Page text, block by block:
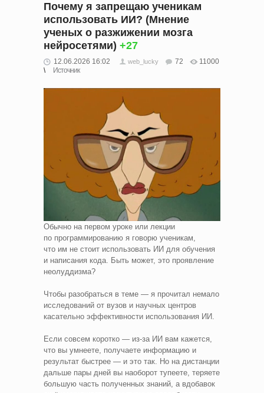
Почему я запрещаю ученикам
использовать ИИ? (Мнение
ученых о разжижении мозга
нейросетями) +27
12.06.2026 16:02 web_lucky 72
11000
Источник
Обычно на первом уроке или лекции
по программированию я говорю ученикам,
что им не стоит использовать ИИ для обучения
и написания кода. Быть может, это проявление
неолуддизма?
Чтобы разобраться в теме — я прочитал немало
исследований от вузов и научных центров
касательно эффективности использования ИИ.
Если совсем коротко — из‑за ИИ вам кажется,
что вы умнеете, получаете информацию и
результат быстрее — и это так. Но на дистанции
дальше пары дней вы наоборот тупеете, теряете
большую часть полученных знаний, а вдобавок